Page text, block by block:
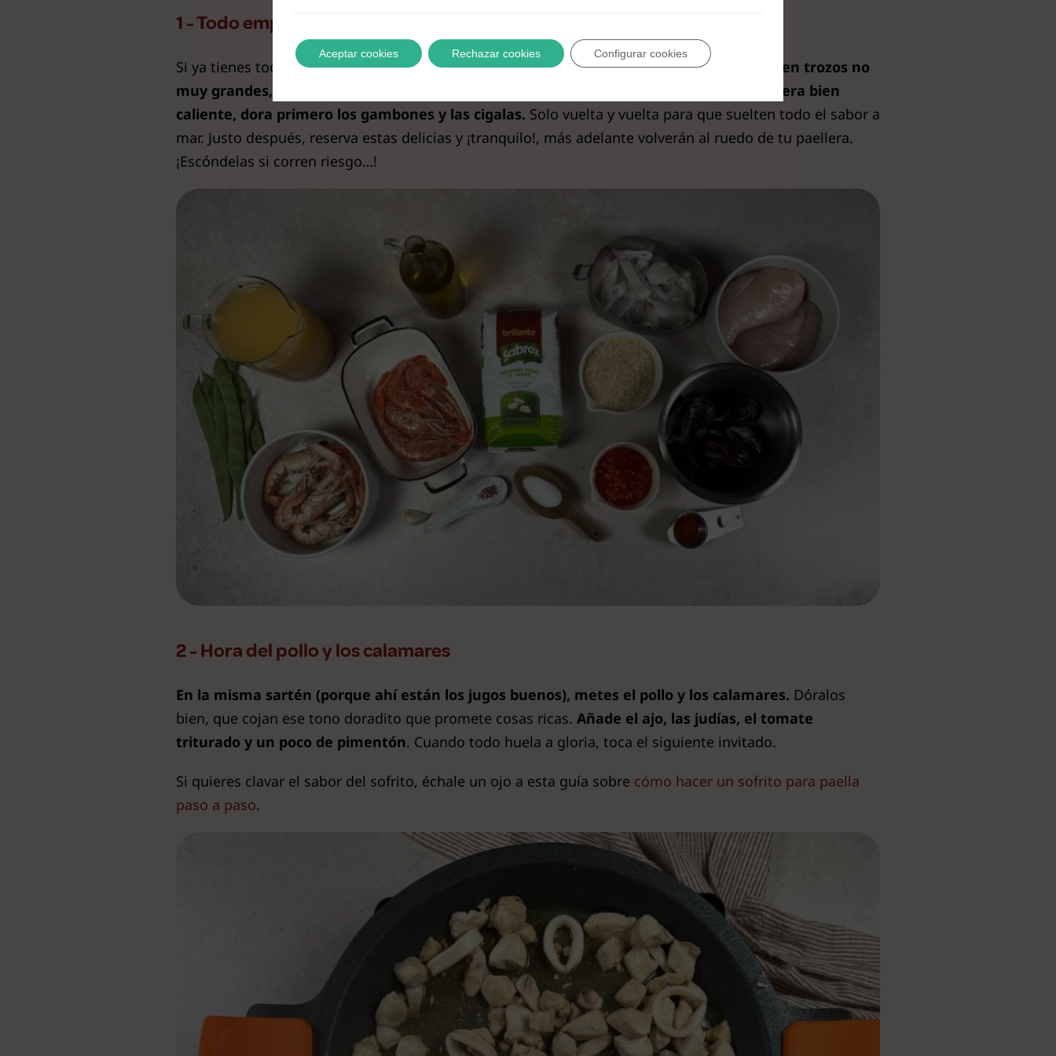
1 - Todo empieza troceando y dorando
Si ya tienes todos los ingredientes a mano, es hora de empezar con alegría.Corta el pollo en trozos no
muy grandes, las judías verdes como te gusten y pica bien el ajo
sartén o paellera bien
caliente, dora primero los gambones y las cigalas. Solo vuelta y vuelta para que suelten todo el sabor a
mar. Justo después, reserva estas delicias y ¡tranquilo!, más adelante volverán al ruedo de tu paellera.
¡Escóndelas si corren riesgo…!
2 - Hora del pollo y los calamares
En la misma sartén (porque ahí están los jugos buenos), metes el pollo y los calamares. Dóralos
bien, que cojan ese tono doradito que promete cosas ricas. Añade el ajo, las judías, el tomate
triturado y un poco de pimentón. Cuando todo huela a gloria, toca el siguiente invitado.
Si quieres clavar el sabor del sofrito, échale un ojo a esta guía sobre cómo hacer un sofrito para paella
paso a paso.
Aceptar cookies Rechazar cookies Configurar cookies